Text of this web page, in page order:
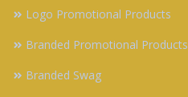
Logo Promotional Products
Branded Promotional Products
Branded Swag